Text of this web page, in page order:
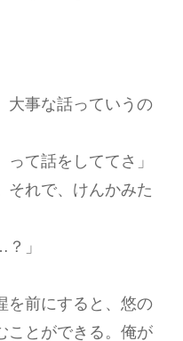
大事な話っていうの
って話をしててさ」
それで、けんかみた
」
前にすると、悠の
ことができる。俺が